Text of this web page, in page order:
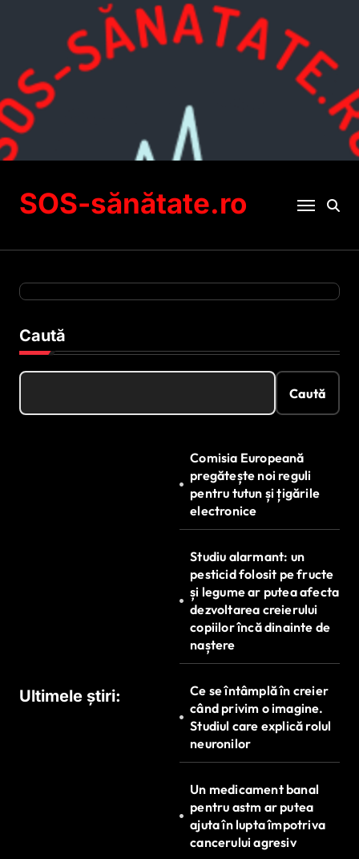
SOS-sănătate.ro
Caută
Caută
Ultimele știri:
Comisia Europeană
pregătește noi reguli
pentru tutun și țigările
electronice
Studiu alarmant: un
pesticid folosit pe fructe
și legume ar putea afecta
dezvoltarea creierului
copiilor încă dinainte de
naștere
Ce se întâmplă în creier
când privim o imagine.
Studiul care explică rolul
neuronilor
Un medicament banal
pentru astm ar putea
ajuta în lupta împotriva
cancerului agresiv